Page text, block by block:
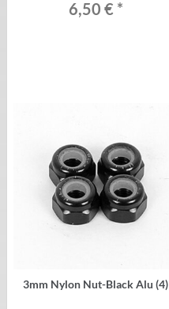
6,50 € *
3mm Nylon Nut-Black Alu (4)